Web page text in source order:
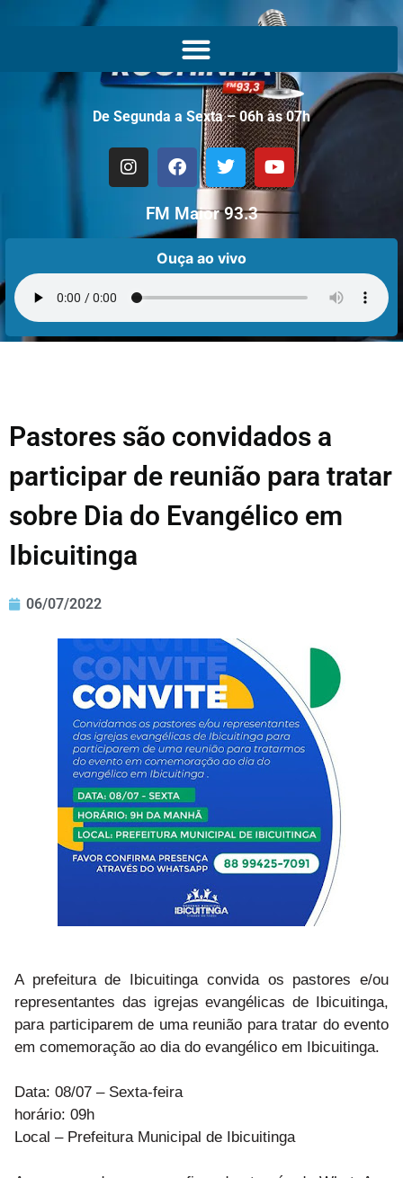
De Segunda a Sexta – 06h às 07h
FM Maior 93.3
Ouça ao vivo
Pastores são convidados a
participar de reunião para tratar
sobre Dia do Evangélico em
Ibicuitinga
06/07/2022
A prefeitura de Ibicuitinga convida os pastores e/ou
representantes das igrejas evangélicas de Ibicuitinga,
para participarem de uma reunião para tratar do evento
em comemoração ao dia do evangélico em Ibicuitinga.
Data: 08/07 – Sexta-feira
horário: 09h
Local – Prefeitura Municipal de Ibicuitinga